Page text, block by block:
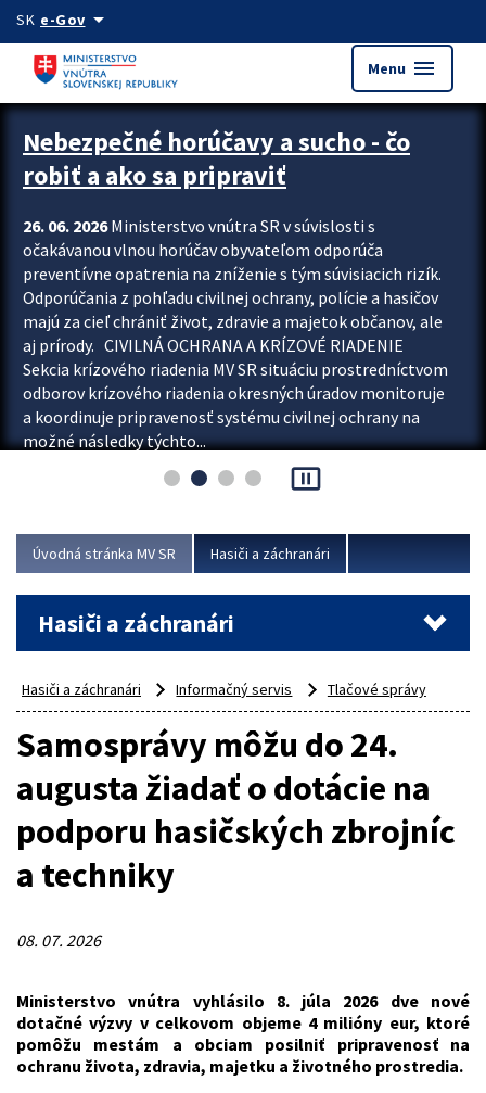
Preskocit na hlavný obsah
SK e-Govarrow_drop_down
Menu menu
Zastavit automatický posun upútavok
Nebezpečné horúčavy a sucho - čo
robiť a ako sa pripraviť
26. 06. 2026Ministerstvo vnútra SR v súvislosti s
očakávanou vlnou horúčav obyvateľom odporúča
preventívne opatrenia na zníženie s tým súvisiacich rizík.
Odporúčania z pohľadu civilnej ochrany, polície a hasičov
majú za cieľ chrániť život, zdravie a majetok občanov, ale
aj prírody. CIVILNÁ OCHRANA A KRÍZOVÉ RIADENIE
Sekcia krízového riadenia MV SR situáciu prostredníctvom
odborov krízového riadenia okresných úradov monitoruje
a koordinuje pripravenosť systému civilnej ochrany na
možné následky týchto...
pause_presentation
Úvodná stránka MV SR Hasiči a záchranári
Hasiči a záchranári
Hasiči a záchranári Informačný servis Tlačové správy
Samosprávy môžu do 24.
augusta žiadať o dotácie na
podporu hasičských zbrojníc
a techniky
08. 07. 2026
Ministerstvo vnútra vyhlásilo 8. júla 2026 dve nové
dotačné výzvy v celkovom objeme 4 milióny eur, ktoré
pomôžu mestám a obciam posilniť pripravenosť na
ochranu života, zdravia, majetku a životného prostredia.